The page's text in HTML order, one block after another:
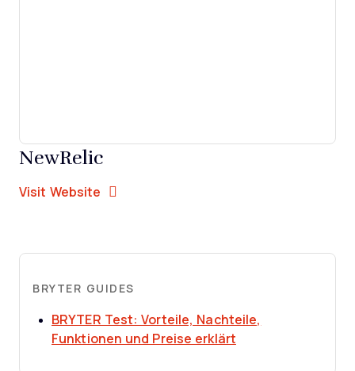
NewRelic
Visit Website Opens New Window
BRYTER GUIDES
BRYTER Test: Vorteile, Nachteile,
Funktionen und Preise erklärtOpens new